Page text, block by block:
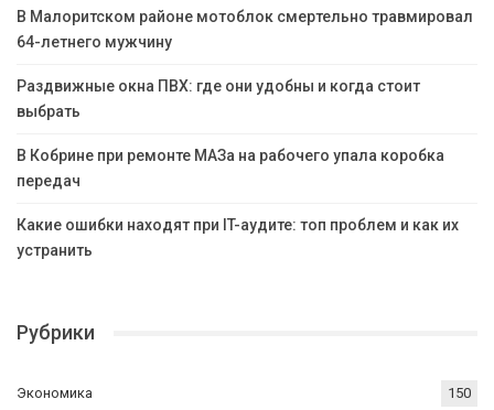
В Малоритском районе мотоблок смертельно травмировал
64-летнего мужчину
Раздвижные окна ПВХ: где они удобны и когда стоит
выбрать
В Кобрине при ремонте МАЗа на рабочего упала коробка
передач
Какие ошибки находят при IT-аудите: топ проблем и как их
устранить
Рубрики
Экономика 150